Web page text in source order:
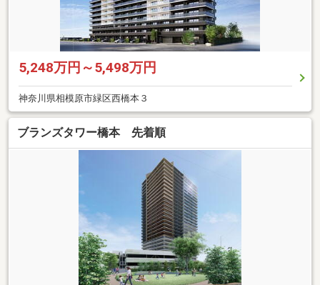
5,248万円～5,498万円
神奈川県相模原市緑区西橋本３
ブランズタワー橋本 先着順